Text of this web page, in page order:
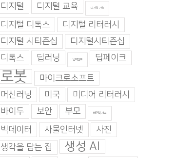
디지털
디지털 교육 디지털 기술
디지털 디톡스
디지털 리터러시
디지털 시티즌십
디지털시티즌십
디톡스
딥러닝 딥마인드 딥페이크
로봇
마이크로소프트
머신러닝
미국
미디어 리터러시
바이두
보안 부모 비판적 사고
빅데이터 사물인터넷
사진
생각을 담는 집
생성 AI